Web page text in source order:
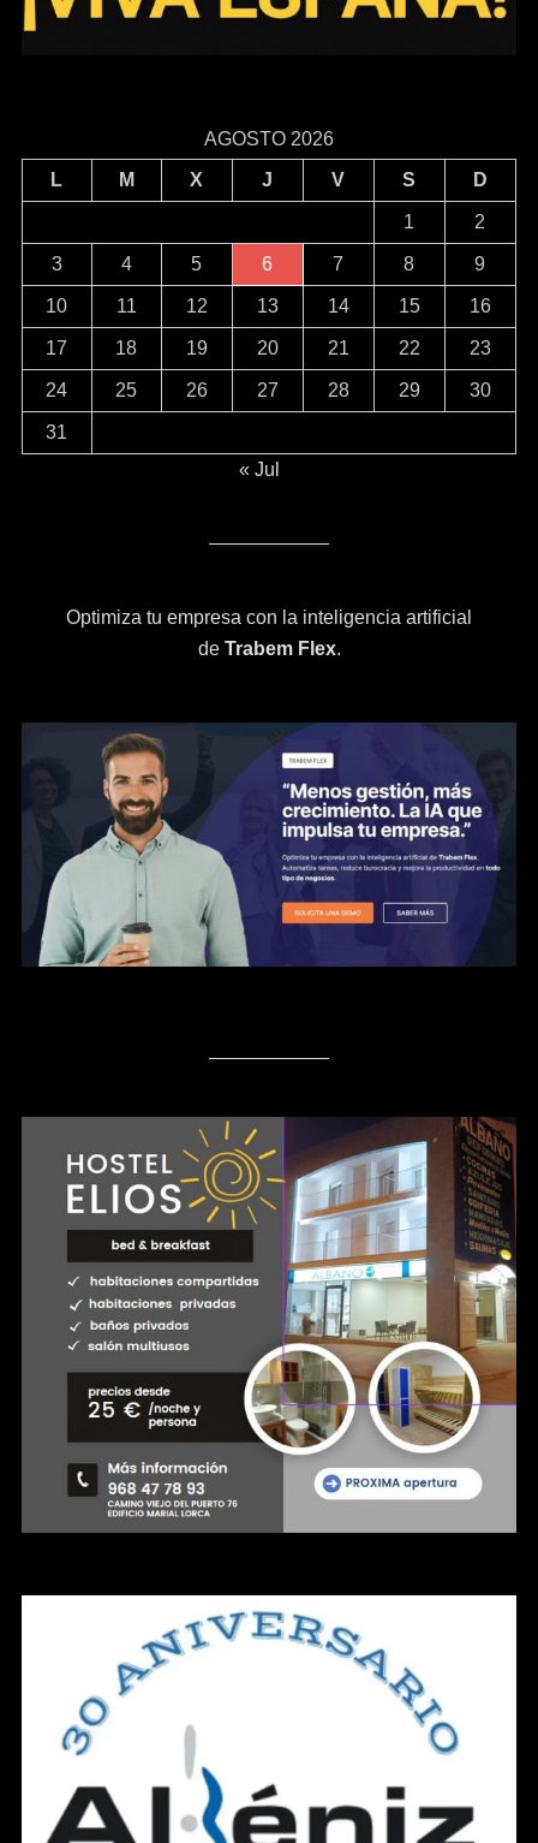
AGOSTO 2026
L
M X J V S D
1 2
3 4 5 6 7 8 9
10 11 12 13 14 15 16
17 18 19 20 21 22 23
24 25 26 27 28 29 30
31
« Jul
Optimiza tu empresa con la inteligencia artificial
de Trabem Flex.